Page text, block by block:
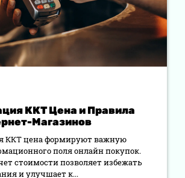
ККТ Цена и Правила
Магазинов
ККТ цена формируют важную
поля онлайн покупок.
стоимости позволяет избежать
и улучшает к...